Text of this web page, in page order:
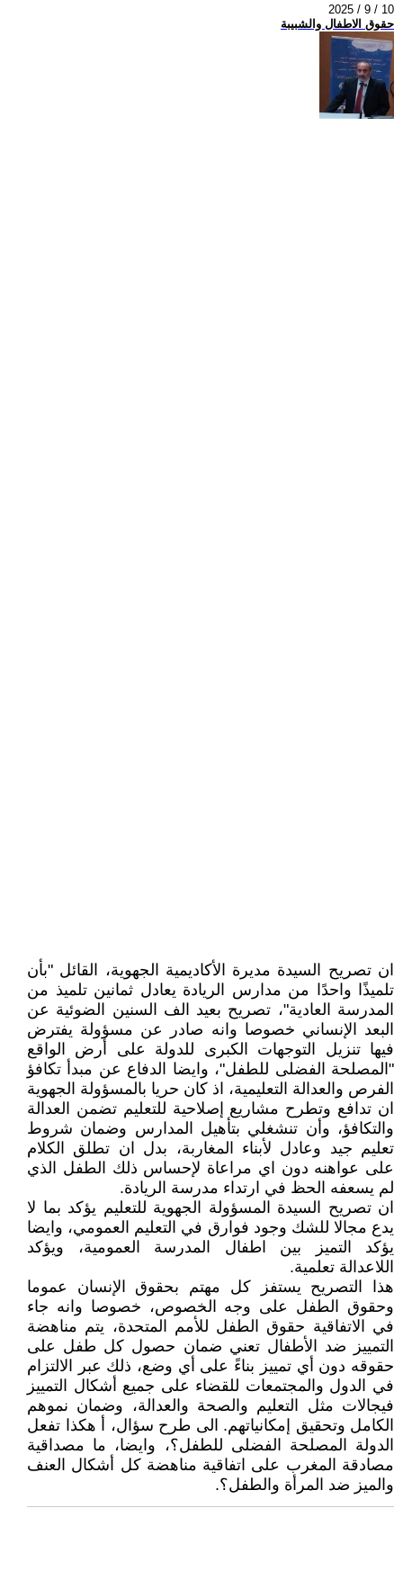
2025 / 9 / 10
حقوق الاطفال والشبيبة
ان تصريح السيدة مديرة الأكاديمية الجهوية، القائل "بأن
تلميذًا واحدًا من مدارس الريادة يعادل ثمانين تلميذ من
المدرسة العادية"، تصريح بعيد الف السنين الضوئية عن
البعد الإنساني خصوصا وانه صادر عن مسؤولة يفترض
فيها تنزيل التوجهات الكبرى للدولة على أرض الواقع
"المصلحة الفضلى للطفل"، وايضا الدفاع عن مبدأ تكافؤ
الفرص والعدالة التعليمية، اذ كان حريا بالمسؤولة الجهوية
ان تدافع وتطرح مشاريع إصلاحية للتعليم تضمن العدالة
والتكافؤ، وأن تنشغلي بتأهيل المدارس وضمان شروط
تعليم جيد وعادل لأبناء المغاربة، بدل ان تطلق الكلام
على عواهنه دون اي مراعاة لإحساس ذلك الطفل الذي
لم يسعفه الحظ في ارتداء مدرسة الريادة.
ان تصريح السيدة المسؤولة الجهوية للتعليم يؤكد بما لا
يدع مجالا للشك وجود فوارق في التعليم العمومي، وايضا
يؤكد التميز بين اطفال المدرسة العمومية، ويؤكد
اللاعدالة تعلمية.
هذا التصريح يستفز كل مهتم بحقوق الإنسان عموما
وحقوق الطفل على وجه الخصوص، خصوصا وانه جاء
في الاتفاقية حقوق الطفل للأمم المتحدة، يتم مناهضة
التمييز ضد الأطفال تعني ضمان حصول كل طفل على
حقوقه دون أي تمييز بناءً على أي وضع، ذلك عبر الالتزام
في الدول والمجتمعات للقضاء على جميع أشكال التمييز
فيجالات مثل التعليم والصحة والعدالة، وضمان نموهم
الكامل وتحقيق إمكانياتهم. الى طرح سؤال، أ هكذا تفعل
الدولة المصلحة الفضلى للطفل؟، وايضا، ما مصداقية
مصادقة المغرب على اتفاقية مناهضة كل أشكال العنف
والميز ضد المرأة والطفل؟.